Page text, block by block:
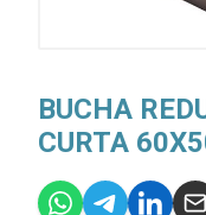
BUCHA
CURTA